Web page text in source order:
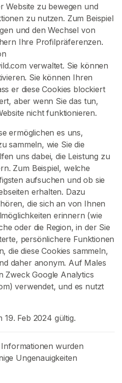
Website zu bewegen und
zu nutzen. Zum Beispiel
und den Wechsel von
Ihre Profilpräferenzen.
verwaltet. Sie können
Sie können Ihren
er diese Cookies blockiert
aber wenn Sie das tun,
nicht funktionieren.
ermöglichen es uns,
sammeln, wie Sie die
uns dabei, die Leistung zu
Zum Beispiel, welche
aufsuchen und ob sie
erhalten. Dazu
die sich an von Ihnen
erinnern (wie
oder die Region, in der Sie
persönlichere Funktionen
die diese Cookies sammeln,
daher anonym. Auf Males
Zweck Google Analytics
verwendet, und es nutzt
19. Feb 2024 gültig.
Informationen wurden
Ungenauigkeiten